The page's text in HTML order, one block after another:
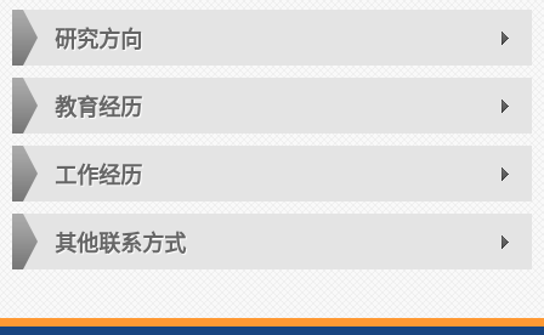
研究方向
教育经历
工作经历
其他联系方式